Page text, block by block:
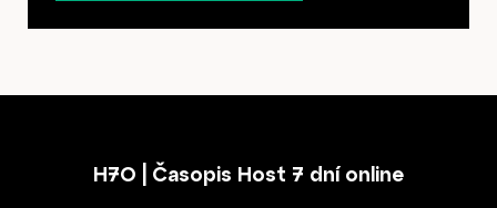
H7O | Časopis Host 7 dní online